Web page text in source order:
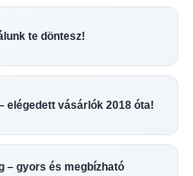
te döntesz!
elégedett vásárlók 2018 óta!
– gyors és megbízható